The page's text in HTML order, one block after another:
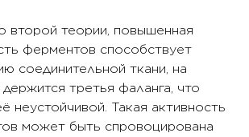
второй теории, повышенная
ферментов способствует
соединительной ткани, на
третья фаланга, что
неустойчивой. Такая активность
может быть спровоцирована